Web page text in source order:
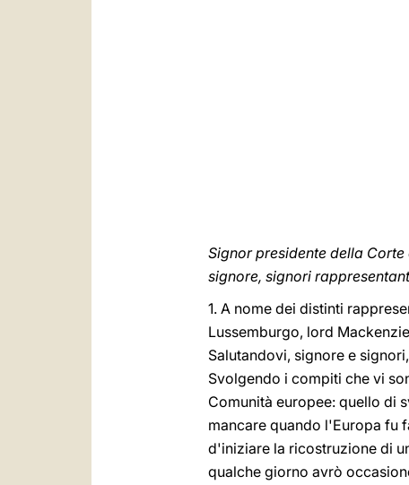
Signor presidente della
signore, signori
1. A nome dei distinti
Lussemburgo, lord
Salutandovi, signore e
Svolgendo i compiti che vi
Comunità europee: quello di
mancare quando l'Europa fu
d'iniziare la ricostruzione di
qualche giorno avrò